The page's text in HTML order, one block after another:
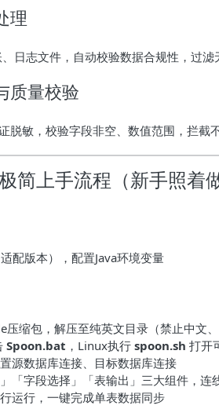
理
日志文件，自动校验数据合规性，过滤
质量校验
脱敏，校验字段非空、数值范围，拦截
简上手流程（新手照着
配版本），配置Java环境变量
压缩包，解压至纯英文目录（禁止中文、
Spoon.bat ，Linux执行 spoon.sh 打开
源数据库连接、目标数据库连接
「字段选择」「表输出」三大组件，连
运行，一键完成单表数据同步